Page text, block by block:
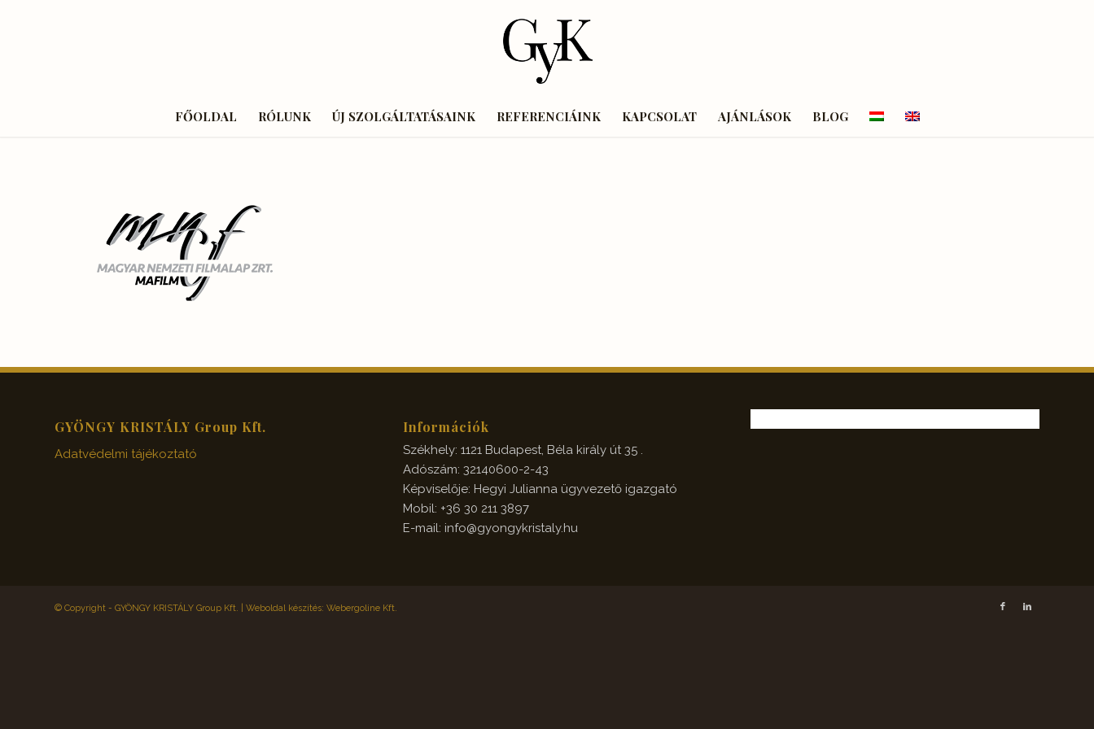
FŐOLDAL RÓLUNK ÚJ SZOLGÁLTATÁSAINK REFERENCIÁINK KAPCSOLAT AJÁNLÁSOK BLOG
GYÖNGY KRISTÁLY Group Kft.
Adatvédelmi tájékoztató
Információk
Székhely: 1121 Budapest, Béla király út 35 .
Adószám: 32140600-2-43
Képviselője: Hegyi Julianna ügyvezető igazgató
Mobil: +36 30 211 3897
E-mail: info@gyongykristaly.hu
© Copyright - GYÖNGY KRISTÁLY Group Kft. | Weboldal készítés: Webergoline Kft.